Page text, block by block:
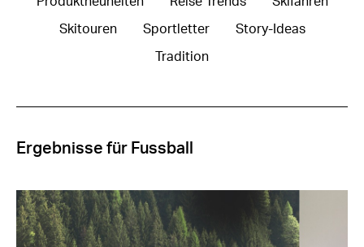
Skitouren Sportletter Story-Ideas
Tradition
Ergebnisse für Fussball